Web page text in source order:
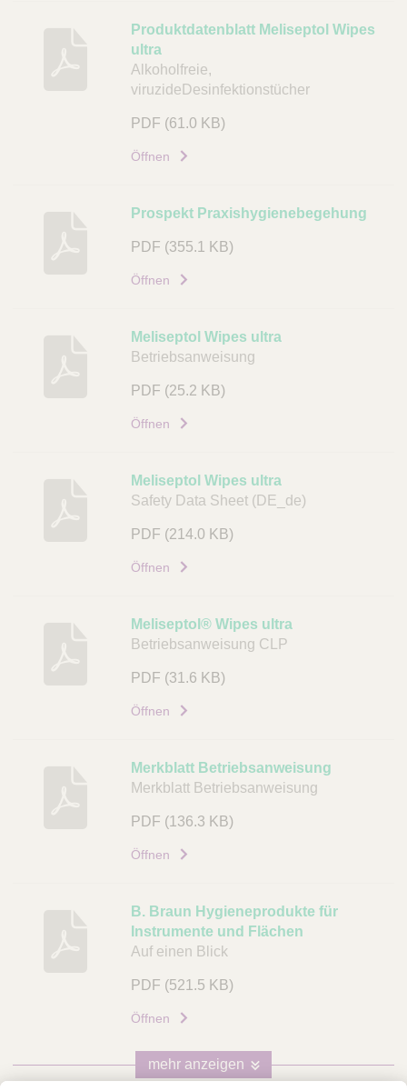
e
n
t
i
k
Produktdatenblatt Meliseptol Wipes
ultra
Alkoholfreie,
viruzideDesinfektionstücher
PDF (61.0 KB)
Öffnen
Prospekt Praxishygienebegehung
PDF (355.1 KB)
Öffnen
Meliseptol Wipes ultra
Betriebsanweisung
PDF (25.2 KB)
Öffnen
Meliseptol Wipes ultra
Safety Data Sheet (DE_de)
PDF (214.0 KB)
Öffnen
Meliseptol® Wipes ultra
Betriebsanweisung CLP
PDF (31.6 KB)
Öffnen
Merkblatt Betriebsanweisung
Merkblatt Betriebsanweisung
PDF (136.3 KB)
Öffnen
B. Braun Hygieneprodukte für
Instrumente und Flächen
Auf einen Blick
PDF (521.5 KB)
Öffnen
mehr anzeigen